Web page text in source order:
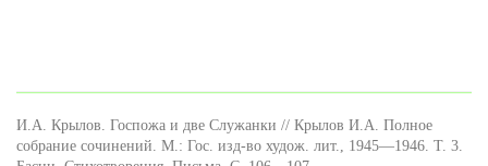
И.А. Крылов. Госпожа и две Служанки // Крылов И.А. Полное
собрание сочинений. М.: Гос. изд-во худож. лит., 1945—1946. Т. 3.